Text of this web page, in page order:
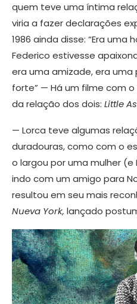
quem teve uma íntima
viria a fazer declarações
1986 ainda disse: “Era uma
Federico estivesse
era uma amizade, era
forte” — Há um filme com
da relação dos dois: Little
— Lorca teve algumas
duradouras, como com o
o largou por uma mulher (e
indo com um amigo para
resultou em seu mais
Nueva York, lançado